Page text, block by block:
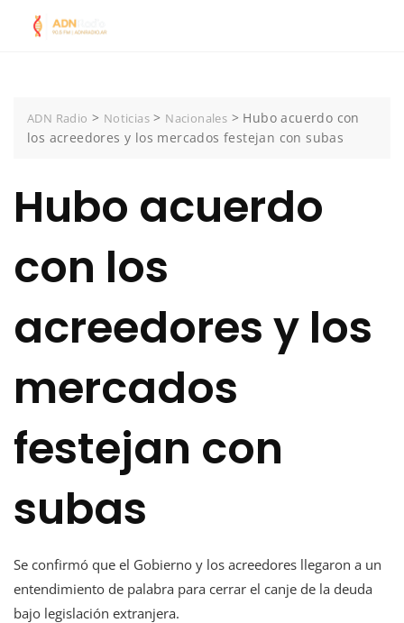
ADN Radio > Noticias > Nacionales > Hubo acuerdo con
los acreedores y los mercados festejan con subas
Hubo acuerdo
con los
acreedores y los
mercados
festejan con
subas
Se confirmó que el Gobierno y los acreedores llegaron a un
entendimiento de palabra para cerrar el canje de la deuda
bajo legislación extranjera.